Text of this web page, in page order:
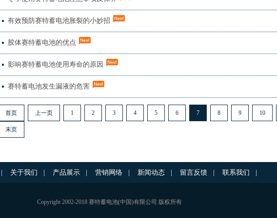
有效预防赛特蓄电池胀裂的小妙招
胶体赛特蓄电池的优点
影响赛特蓄电池使用寿命的原因
赛特蓄电池发生漏液的危害
首页 上一页 1 2 3 4 5 6 7 8 9 10
末页
关于我们 产品展示 营销网络 新闻动态 留言反馈 联系我们
Copyright 2002-2018 赛特蓄电池(中国)有限公司 版权所有